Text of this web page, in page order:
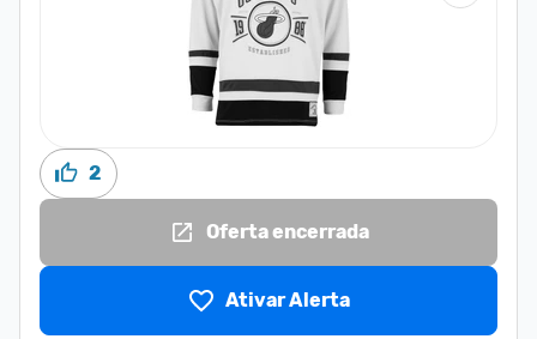
2
Oferta encerrada
Ativar Alerta